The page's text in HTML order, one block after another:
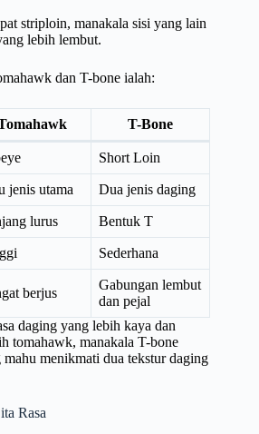
striploin, manakala sisi yang lain
lebih lembut.
dan T-bone ialah:
T-Bone
Short Loin
jenis utama Dua jenis daging
lurus Bentuk T
Sederhana
berjus
Gabungan lembut
dan pejal
daging yang lebih kaya dan
tomahawk, manakala T-bone
menikmati dua tekstur daging
Rasa